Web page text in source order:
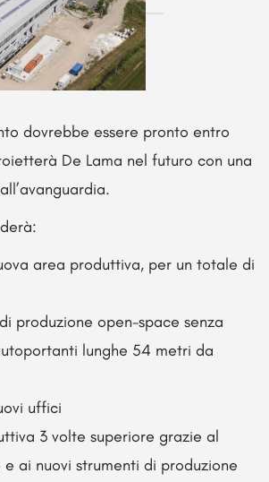
dovrebbe essere pronto entro
De Lama nel futuro con una
area produttiva, per un totale di
produzione open-space senza
lunghe 54 metri da
uffici
3 volte superiore grazie al
ai nuovi strumenti di produzione